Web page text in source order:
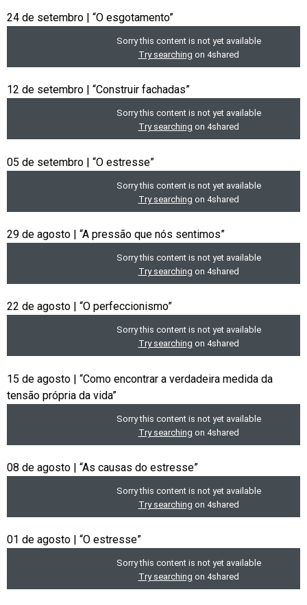
24 de setembro | “O esgotamento”
12 de setembro | “Construir fachadas”
05 de setembro | “O estresse”
29 de agosto | “A pressão que nós sentimos”
22 de agosto | “O perfeccionismo”
15 de agosto | “Como encontrar a verdadeira medida da
tensão própria da vida”
08 de agosto | “As causas do estresse”
01 de agosto | “O estresse”